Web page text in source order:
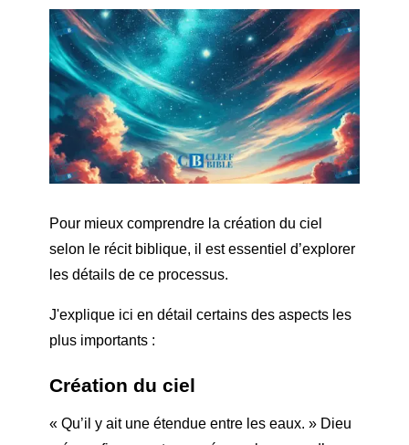
Pour mieux comprendre la création du ciel
selon le récit biblique, il est essentiel d’explorer
les détails de ce processus.
J'explique ici en détail certains des aspects les
plus importants :
Création du ciel
« Qu’il y ait une étendue entre les eaux. » Dieu